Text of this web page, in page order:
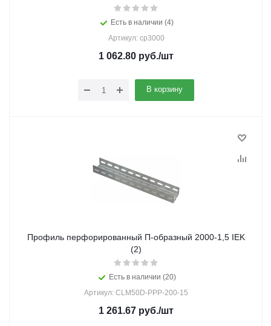
Есть в наличии (4)
Артикул: cp3000
1 062.80 руб./шт
В корзину
Профиль перфорированный П-образный 2000-1,5 IEK
(2)
Есть в наличии (20)
Артикул: CLM50D-PPP-200-15
1 261.67 руб./шт